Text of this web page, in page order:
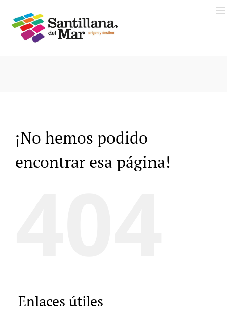
contenido
¡No hemos podido
encontrar esa página!
Enlaces útiles